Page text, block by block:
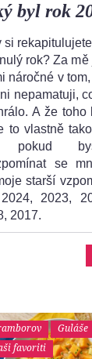
byl rok
si
rok? Za
náročné v
nepamatuji,
A že toho
to vlastně
pokud
se
starší
2023,
2017.
Guláše
favoriti